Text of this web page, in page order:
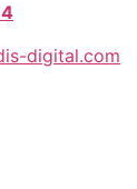
digital.com